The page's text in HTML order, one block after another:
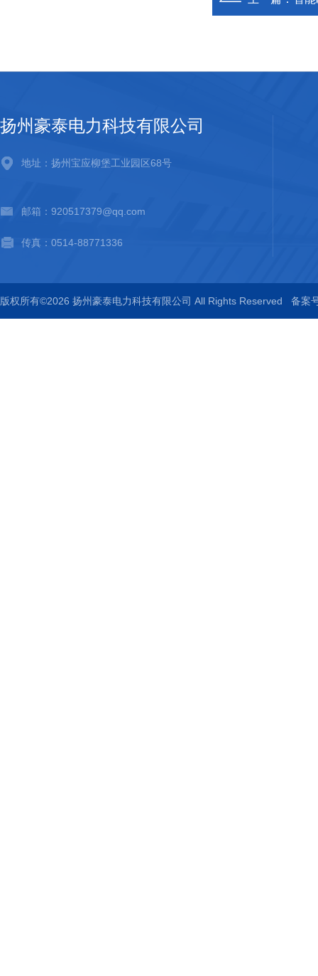
扬州豪泰电力科技有限公司
地址：扬州宝应柳堡工业园区68号
邮箱：920517379@qq.com
传真：0514-88771336
版权所有©2026 扬州豪泰电力科技有限公司 All Rights Reserved 备案